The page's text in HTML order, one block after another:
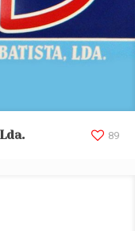
Lda. 89